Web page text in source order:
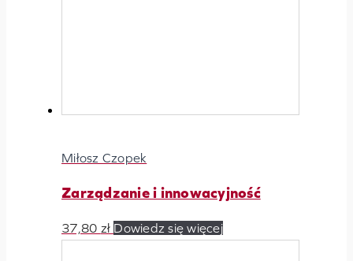
Miłosz Czopek
Zarządzanie i innowacyjność
37,80 zł Dowiedz się więcej